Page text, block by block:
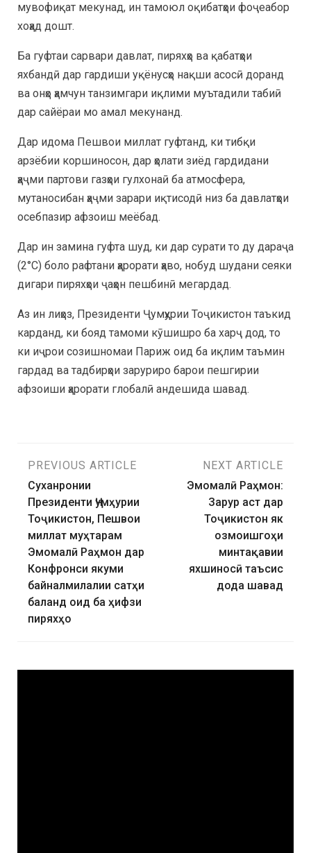
мувофиқат мекунад, ин тамоюл оқибатҳои фоҷеабор
хоҳад дошт.
Ба гуфтаи сарвари давлат, пиряхҳо ва қабатҳои
яхбандӣ дар гардиши уқёнусҳо нақши асосӣ доранд
ва онҳо ҳамчун танзимгари иқлими муътадили табиӣ
дар сайёраи мо амал мекунанд.
Дар идома Пешвои миллат гуфтанд, ки тибқи
арзёбии коршиносон, дар ҳолати зиёд гардидани
ҳаҷми партови газҳои гулхонаӣ ба атмосфера,
мутаносибан ҳаҷми зарари иқтисодӣ низ ба давлатҳои
осебпазир афзоиш меёбад.
Дар ин замина гуфта шуд, ки дар сурати то ду дараҷа
(2°C) боло рафтани ҳарорати ҳаво, нобуд шудани сеяки
дигари пиряхҳои ҷаҳон пешбинӣ мегардад.
Аз ин лиҳоз, Президенти Ҷумҳурии Тоҷикистон таъкид
карданд, ки бояд тамоми кӯшишро ба харҷ дод, то
ки иҷрои созишномаи Париж оид ба иқлим таъмин
гардад ва тадбирҳои заруриро барои пешгирии
афзоиши ҳарорати глобалӣ андешида шавад.
PREVIOUS ARTICLE
Суханронии
Президенти Ҷумҳурии
Тоҷикистон, Пешвои
миллат муҳтарам
Эмомалӣ Раҳмон дар
Конфронси якуми
байналмилалии сатҳи
баланд оид ба ҳифзи
пиряхҳо
NEXT ARTICLE
Эмомалӣ Раҳмон:
Зарур аст дар
Тоҷикистон як
озмоишгоҳи
минтақавии
яхшиносӣ таъсис
дода шавад